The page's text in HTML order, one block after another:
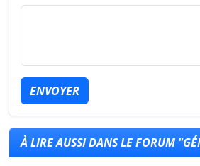
ENVOYER
À LIRE AUSSI DANS LE FORUM